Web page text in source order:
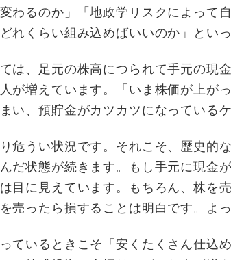
わるのか」「地政学リスクによって
れくらい組み込めばいいのか」とい
は、足元の株高につられて手元の現
が増えています。「いま株価が上が
い、預貯金がカツカツになっている
危うい状況です。それこそ、歴史的
だ状態が続きます。もし手元に現金
目に見えています。もちろん、株を
売ったら損することは明白です。よ
ているときこそ「安くたくさん仕込